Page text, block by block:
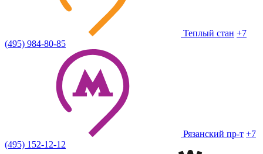
Теплый стан +7
(495) 984-80-85
Рязанский пр-т +7
(495) 152-12-12